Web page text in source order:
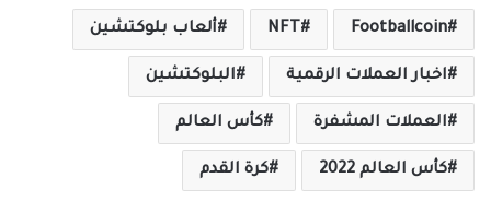
Footballcoin
NFT ألعاب بلوكتشين
اخبار العملات الرقمية البلوكتشين
العملات المشفرة كأس العالم
كأس العالم 2022 كرة القدم